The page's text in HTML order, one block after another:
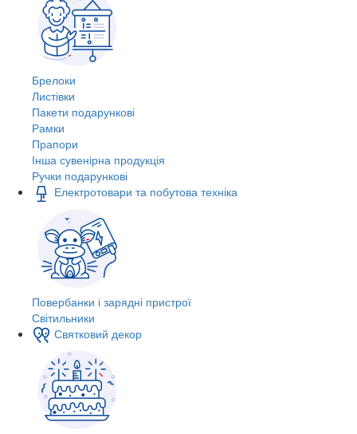
Брелоки
Листівки
Пакети подарункові
Рамки
Прапори
Інша сувенірна продукція
Ручки подарункові
Електротовари та побутова техніка
Повербанки і зарядні пристрої
Світильники
Святковий декор